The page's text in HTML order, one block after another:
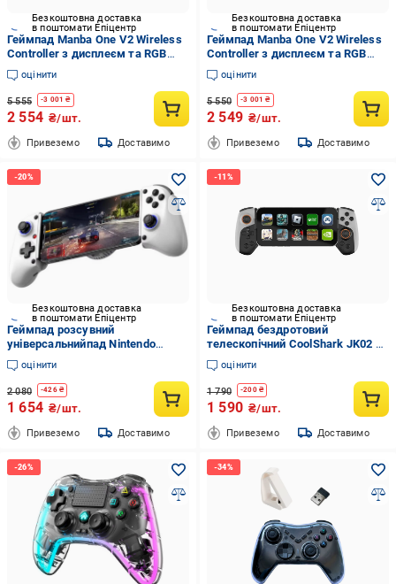
Безкоштовна доставка
в поштомати Епіцентр
Геймпад Manba One V2 Wireless
Controller з дисплеєм та RGB
підсвіткою Black (2595094490)
оцінити
5 555 -3 001 ₴
2 554 ₴/шт.
Привеземо Доставимо
Безкоштовна доставка
в поштомати Епіцентр
Геймпад Manba One V2 Wireless
Controller з дисплеєм та RGB
підсвіткою White (2729675528)
оцінити
5 550 -3 001 ₴
2 549 ₴/шт.
Привеземо Доставимо
Безкоштовна доставка
в поштомати Епіцентр
Геймпад розсувний
універсальнийпад Nintendo
Switch BSP-D11 для смартфонів/
планшетів/ПК (2104618862)
оцінити
2 080 -426₴
1 654 ₴/шт.
Привеземо Доставимо
Безкоштовна доставка
в поштомати Епіцентр
Геймпад бездротовий
телескопічний CoolShark JK02 з
охолодженням 300 мАч для
iPhone/Android (2391934630)
оцінити
1 790 -200₴
1 590 ₴/шт.
Привеземо Доставимо